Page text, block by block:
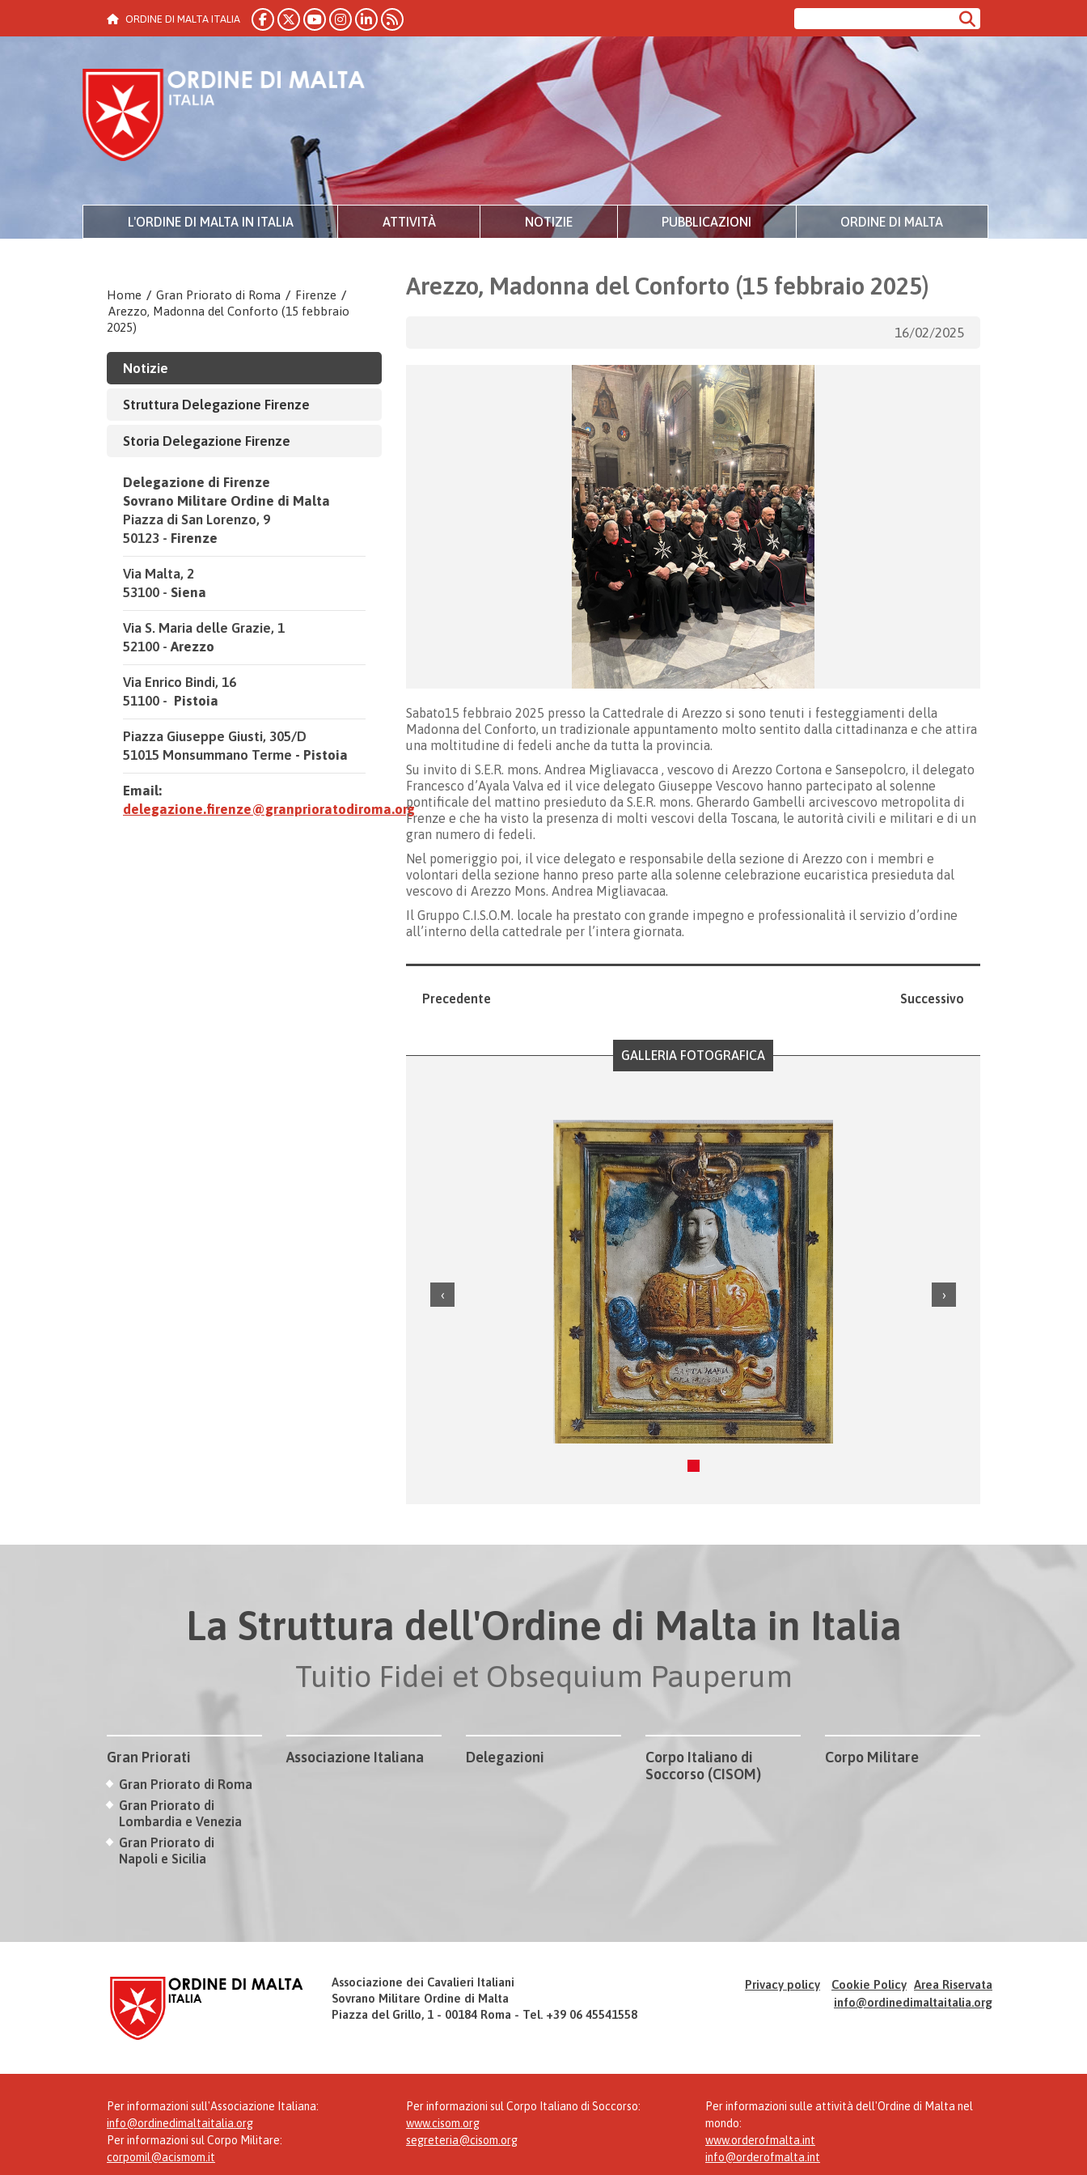
ORDINE DI MALTA ITALIA
L'ORDINE DI MALTA IN ITALIA ATTIVITÀ NOTIZIE PUBBLICAZIONI ORDINE DI MALTA
Home / Gran Priorato di Roma / Firenze /
Arezzo, Madonna del Conforto (15 febbraio
2025)
Notizie
Struttura Delegazione Firenze
Storia Delegazione Firenze
Delegazione di Firenze
Sovrano Militare Ordine di Malta
Piazza di San Lorenzo, 9
50123 - Firenze
Via Malta, 2
53100 - Siena
Via S. Maria delle Grazie, 1
52100 -Arezzo
Via Enrico Bindi, 16
51100 - Pistoia
Piazza Giuseppe Giusti, 305/D
51015 Monsummano Terme - Pistoia
Email:
delegazione.firenze@granprioratodiroma.org
Arezzo, Madonna del Conforto (15 febbraio 2025)
16/02/2025
Sabato15 febbraio 2025 presso la Cattedrale di Arezzo si sono tenuti i festeggiamenti della
Madonna del Conforto, un tradizionale appuntamento molto sentito dalla cittadinanza e che attira
una moltitudine di fedeli anche da tutta la provincia.
Su invito di S.E.R. mons. Andrea Migliavacca , vescovo di Arezzo Cortona e Sansepolcro, il delegato
Francesco d’Ayala Valva ed il vice delegato Giuseppe Vescovo hanno partecipato al solenne
pontificale del mattino presieduto da S.E.R. mons. Gherardo Gambelli arcivescovo metropolita di
Frenze e che ha visto la presenza di molti vescovi della Toscana, le autorità civili e militari e di un
gran numero di fedeli.
Nel pomeriggio poi, il vice delegato e responsabile della sezione di Arezzo con i membri e
volontari della sezione hanno preso parte alla solenne celebrazione eucaristica presieduta dal
vescovo di Arezzo Mons. Andrea Migliavacaa.
Il Gruppo C.I.S.O.M. locale ha prestato con grande impegno e professionalità il servizio d’ordine
all’interno della cattedrale per l’intera giornata.
Precedente Successivo
GALLERIA FOTOGRAFICA
La Struttura dell'Ordine di Malta in Italia
Tuitio Fidei et Obsequium Pauperum
Gran Priorati
Gran Priorato di Roma
Gran Priorato di
Lombardia e Venezia
Gran Priorato di
Napoli e Sicilia
Associazione Italiana Delegazioni
Corpo Italiano di
Soccorso (CISOM)
Corpo Militare
Associazione dei Cavalieri Italiani
Sovrano Militare Ordine di Malta
Piazza del Grillo, 1 - 00184 Roma - Tel. +39 06 45541558
Privacy policy Cookie Policy Area Riservata
info@ordinedimaltaitalia.org
Per informazioni sull'Associazione Italiana:
info@ordinedimaltaitalia.org
Per informazioni sul Corpo Militare:
corpomil@acismom.it
Per informazioni sul Corpo Italiano di Soccorso:
www.cisom.org
segreteria@cisom.org
Per informazioni sulle attività dell'Ordine di Malta nel
mondo:
www.orderofmalta.int
info@orderofmalta.int